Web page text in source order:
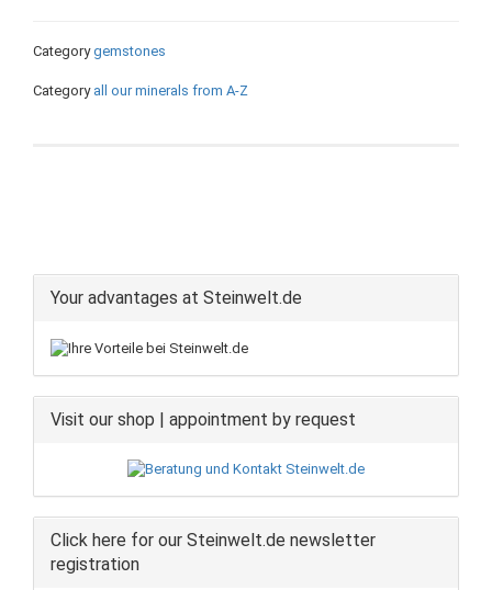
Category gemstones
Category all our minerals from A-Z
Your advantages at Steinwelt.de
Visit our shop | appointment by request
Click here for our Steinwelt.de newsletter
registration